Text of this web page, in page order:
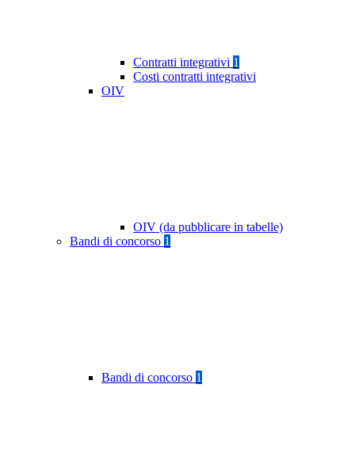
Contratti integrativi 1
Costi contratti integrativi
OIV
OIV (da pubblicare in tabelle)
Bandi di concorso 1
Bandi di concorso 1